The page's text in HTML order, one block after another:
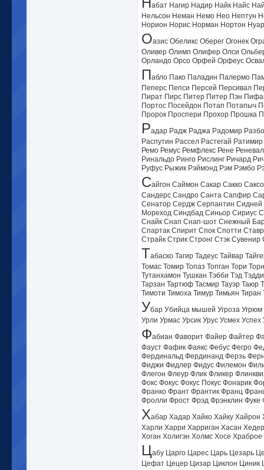
абат Нагир Надир Найк Найс
Нельсон Неман Немо Нео Нептун
Норион Норис Норман Нортон
Оазис Обеликс Оберег Огонек
Оливер Олимп Олифер Олси
Орландо Орсо Орфей Орфеус
Пабло Пако Паладин Палермо
Пеперс Пепси Персей Персивал
Пират Пирс Питер Питер Пэн
Портос Посейдон Потап Потапыч
Пророк Проспери Прохор Прошка
Радар Радж Раджа Радомир
Распутин Рассел Растегай
Ремо Ремус Ремфлекс Рене
Ринальдо Ринго Рислинг Ричард
Руфус Рыжик Рэймонд Рэм Рэмбо
Сайгон Саймон Сакар Сакко
Сандерс Сандро Санта Сапфир
Сенатор Сердж Серпантин
Мореход Синдбад Синьор Сириус
Снайк Снап Снап-шот Снежный
Спартак Спирит Спок Спотти
Страйк Стрик Стронг Стэк
Табаско Тагир Тадеус Тайвар
Томас Томир Топаз Топган Тори
Тутанхамон Тушкан Тэбби Тэд
Тарзан Тартюф Тасмир Тауэр Таюр
Тимоти Тимоха Тимур Тимьян Тиран
Убар Убийца мышей Угроза Угрюм
Урли Урмас Урсик Урус Усмех
Фабиан Фаворит Файер Файтер
Фауст Фафик Фаякс Фебус Фегро
Фердинальд Фердинанд Ферзь
Фиджи Фидлер Фидус Филемон
Флегон Флеур Флик Фликер
Фокс Фокус Фокус Покус Фонарик
Франко Франт Франтик Франц
Фролли Фрост Фрэд Фрэнклин Фуке
Хабар Хадар Хайко Хайку
Харли Харри Харриган Хасан
Хоган Холигэн Холмс Хосе
Цабу Царго Царес Царь Цезарь
Цефат Цецер Цизар Циклон